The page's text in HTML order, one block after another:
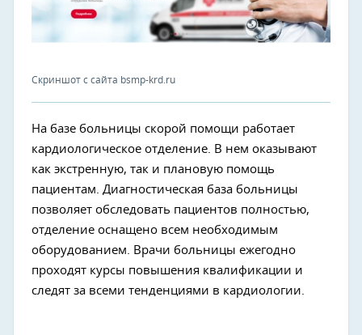
Скриншот с сайта bsmp-krd.ru
На базе больницы скорой помощи работает
кардиологическое отделение. В нем оказывают
как экстренную, так и плановую помощь
пациентам. Диагностическая база больницы
позволяет обследовать пациентов полностью,
отделение оснащено всем необходимым
оборудованием. Врачи больницы ежегодно
проходят курсы повышения квалификации и
следят за всеми тенденциями в кардиологии.